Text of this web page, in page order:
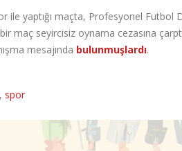
ile yaptığı maçta, Profesyonel Futbol
maç seyircisiz oynama cezasına
mesajında bulunmuşlardı.
, spor